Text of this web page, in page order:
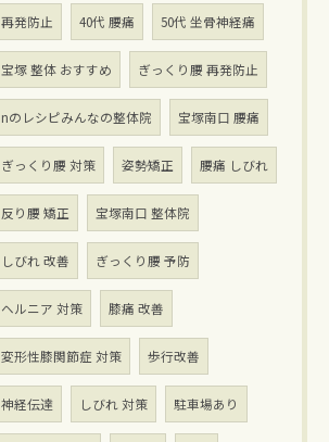
再発防止 40代 腰痛 50代 坐骨神経痛
宝塚 整体 おすすめ ぎっくり腰 再発防止
nのレシピみんなの整体院 宝塚南口 腰痛
ぎっくり腰 対策 姿勢矯正 腰痛 しびれ
反り腰 矯正 宝塚南口 整体院
しびれ 改善 ぎっくり腰 予防
ヘルニア 対策 膝痛 改善
変形性膝関節症 対策 歩行改善
神経伝達 しびれ 対策 駐車場あり